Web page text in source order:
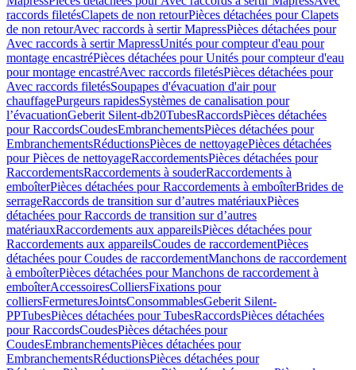
raccords filetésClapets de non retourPièces détachées pour Clapets
de non retourAvec raccords à sertir MapressPièces détachées pour
Avec raccords à sertir MapressUnités pour compteur d'eau pour
montage encastréPièces détachées pour Unités pour compteur d'eau
pour montage encastréAvec raccords filetésPièces détachées pour
Avec raccords filetésSoupapes d'évacuation d'air pour
chauffagePurgeurs rapidesSystèmes de canalisation pour
l’évacuationGeberit Silent-db20TubesRaccordsPièces détachées
pour RaccordsCoudesEmbranchementsPièces détachées pour
EmbranchementsRéductionsPièces de nettoyagePièces détachées
pour Pièces de nettoyageRaccordementsPièces détachées pour
RaccordementsRaccordements à souderRaccordements à
emboîterPièces détachées pour Raccordements à emboîterBrides de
serrageRaccords de transition sur d’autres matériauxPièces
détachées pour Raccords de transition sur d’autres
matériauxRaccordements aux appareilsPièces détachées pour
Raccordements aux appareilsCoudes de raccordementPièces
détachées pour Coudes de raccordementManchons de raccordement
à emboîterPièces détachées pour Manchons de raccordement à
emboîterAccessoiresColliersFixations pour
colliersFermeturesJointsConsommablesGeberit Silent-
PPTubesPièces détachées pour TubesRaccordsPièces détachées
pour RaccordsCoudesPièces détachées pour
CoudesEmbranchementsPièces détachées pour
EmbranchementsRéductionsPièces détachées pour